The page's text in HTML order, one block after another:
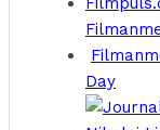
Day